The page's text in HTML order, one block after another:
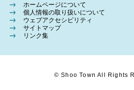
ホームページについて
個人情報の取り扱いについて
ウェブアクセシビリティ
サイトマップ
リンク集
© Shoo Town All Rights